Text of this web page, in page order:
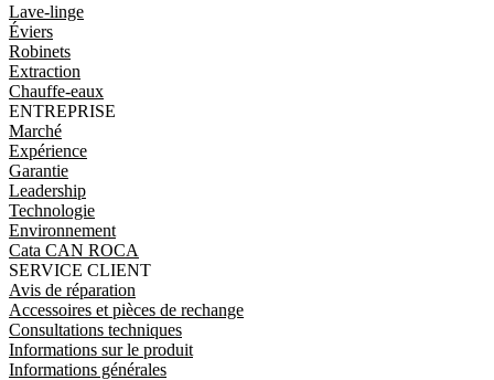
Lave-linge
Éviers
Robinets
Extraction
Chauffe-eaux
ENTREPRISE
Marché
Expérience
Garantie
Leadership
Technologie
Environnement
Cata CAN ROCA
SERVICE CLIENT
Avis de réparation
Accessoires et pièces de rechange
Consultations techniques
Informations sur le produit
Informations générales